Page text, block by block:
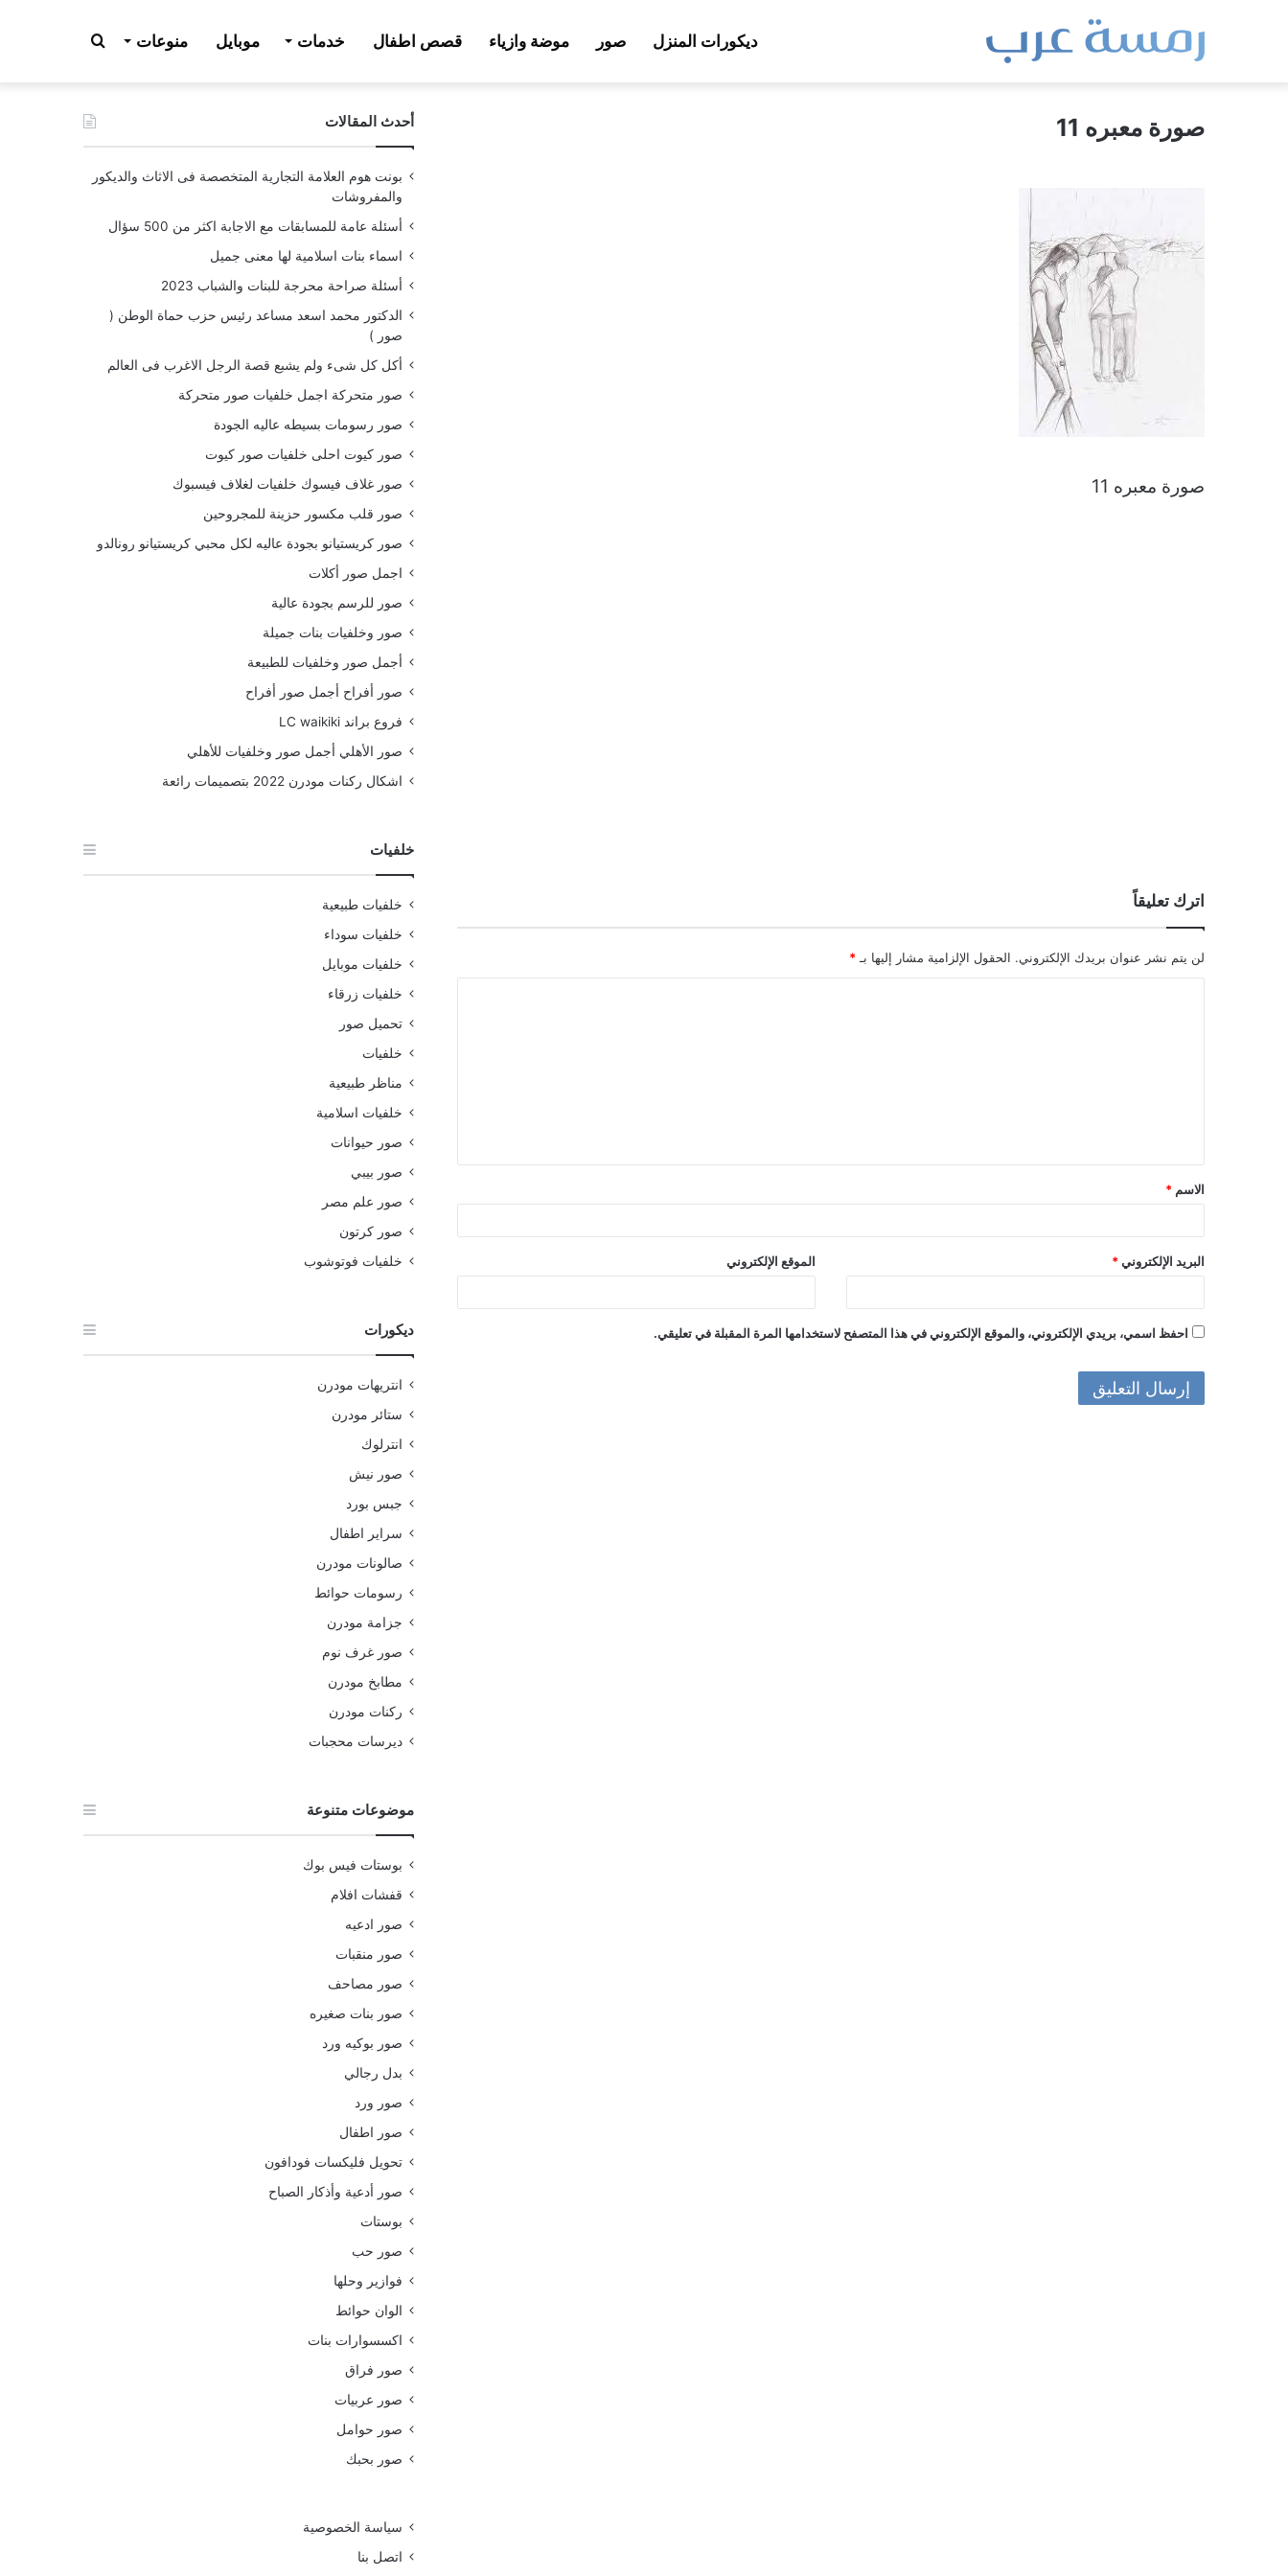
ديكورات المنزل صور موضة وازياء قصص اطفال خدمات موبايل منوعات بحث
عن صورة معبره 11
صورة معبره 11
اترك تعليقاً
لن يتم نشر عنوان بريدك الإلكتروني. الحقول الإلزامية مشار إليها بـ *
ق
*
الاسم *
البريد الإلكتروني * الموقع الإلكتروني
احفظ اسمي، بريدي الإلكتروني، والموقع الإلكتروني في هذا المتصفح لاستخدامها المرة المقبلة في تعليقي.
أحدث المقالات
بونت هوم العلامة التجارية المتخصصة فى الاثاث والديكور
والمفروشات
أسئلة عامة للمسابقات مع الاجابة اكثر من 500 سؤال
اسماء بنات اسلامية لها معنى جميل
أسئلة صراحة محرجة للبنات والشباب 2023
الدكتور محمد اسعد مساعد رئيس حزب حماة الوطن (
صور )
أكل كل شىء ولم يشبع قصة الرجل الاغرب فى العالم
صور متحركة اجمل خلفيات صور متحركة
صور رسومات بسيطه عاليه الجودة
صور كيوت احلى خلفيات صور كيوت
صور غلاف فيسوك خلفيات لغلاف فيسبوك
صور قلب مكسور حزينة للمجروحين
صور كريستيانو بجودة عاليه لكل محبي كريستيانو رونالدو
اجمل صور أكلات
صور للرسم بجودة عالية
صور وخلفيات بنات جميلة
أجمل صور وخلفيات للطبيعة
صور أفراح أجمل صور أفراح
فروع براند LC waikiki
صور الأهلي أجمل صور وخلفيات للأهلي
اشكال ركنات مودرن 2022 بتصميمات رائعة
خلفيات
خلفيات طبيعية
خلفيات سوداء
خلفيات موبايل
خلفيات زرقاء
تحميل صور
خلفيات
مناظر طبيعية
خلفيات اسلامية
صور حيوانات
صور بيبي
صور علم مصر
صور كرتون
خلفيات فوتوشوب
ديكورات
انتريهات مودرن
ستائر مودرن
انترلوك
صور نيش
جبس بورد
سراير اطفال
صالونات مودرن
رسومات حوائط
جزامة مودرن
صور غرف نوم
مطابخ مودرن
ركنات مودرن
ديرسات محجبات
موضوعات متنوعة
بوستات فيس بوك
قفشات افلام
صور ادعيه
صور منقبات
صور مصاحف
صور بنات صغيره
صور بوكيه ورد
بدل رجالي
صور ورد
صور اطفال
تحويل فليكسات فودافون
صور أدعية وأذكار الصباح
بوستات
صور حب
فوازير وحلها
الوان حوائط
اكسسوارات بنات
صور فراق
صور عربيات
صور حوامل
صور بحبك
سياسة الخصوصية
اتصل بنا